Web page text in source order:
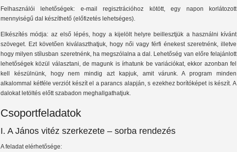
Felhasználói lehetőségek: e-mail regisztrációhoz kötött, egy napon korlátozott
mennyiségű dal készíthető (előfizetés lehetséges).
Elkészítés módja: az első lépés, hogy a kijelölt helyre beillesztjük a használni kívánt
szöveget. Ezt követően kiválaszthatjuk, hogy női vagy férfi énekest szeretnénk, illetve
hogy milyen stílusban szeretnénk, ha megszólalna a dal. Lehetőség van előre felajánlott
lehetőségek közül választani, de magunk is írhatunk be variációkat, ekkor azonban fel
kell készülnünk, hogy nem mindig azt kapjuk, amit várunk. A program minden
alkalommal kétféle verziót készít el a parancs alapján, s ezekhez borítóképet is készít. A
dalokat letöltés előtt szabadon meghallgathatjuk.
Csoportfeladatok
I. A János vitéz szerkezete – sorba rendezés
A feladat elérhetősége: